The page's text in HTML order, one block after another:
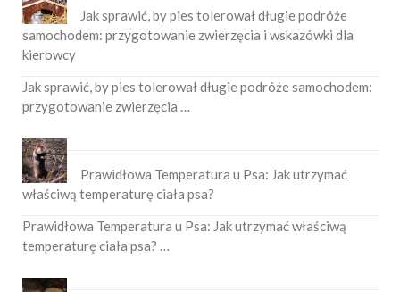
Jak sprawić, by pies tolerował długie podróże
samochodem: przygotowanie zwierzęcia i wskazówki dla
kierowcy
Jak sprawić, by pies tolerował długie podróże samochodem:
przygotowanie zwierzęcia …
Prawidłowa Temperatura u Psa: Jak utrzymać
właściwą temperaturę ciała psa?
Prawidłowa Temperatura u Psa: Jak utrzymać właściwą
temperaturę ciała psa? …